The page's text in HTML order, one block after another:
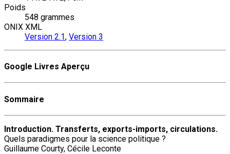
Poids
548 grammes
ONIX XML
Version 2.1, Version 3
Google Livres Aperçu
Sommaire
Introduction. Transferts, exports-imports, circulations.
Quels paradigmes pour la science politique ?
Guillaume Courty, Cécile Leconte